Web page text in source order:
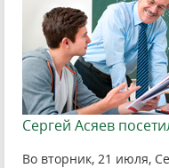
Сергей Асяев
Во вторник, 21 июля,